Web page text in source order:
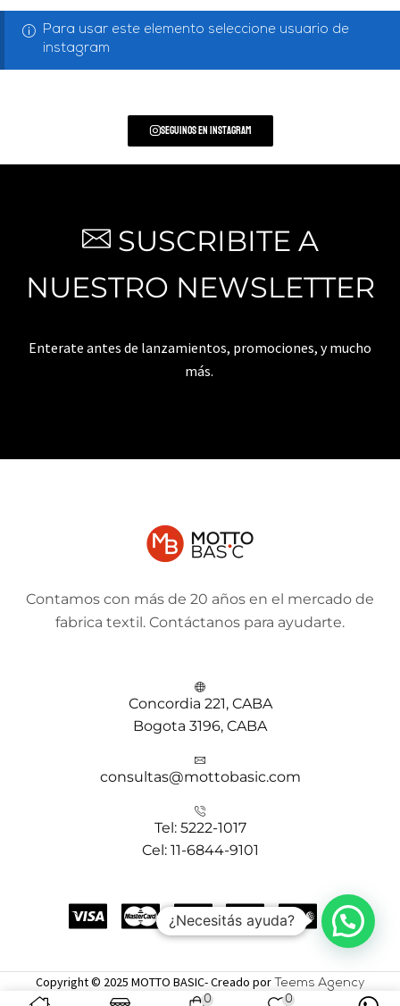
Para usar este elemento seleccione usuario de
instagram
Seguinos en Instagram
SUSCRIBITE A
NUESTRO NEWSLETTER
Enterate antes de lanzamientos, promociones, y mucho
más.
Contamos con más de 20 años en el mercado de
fabrica textil. Contáctanos para ayudarte.
Concordia 221, CABA
Bogota 3196, CABA
consultas@mottobasic.com
Tel: 5222-1017
Cel: 11-6844-9101
Copyright © 2025 MOTTO BASIC- Creado por Teems Agency
0 0
¿Necesitás ayuda?